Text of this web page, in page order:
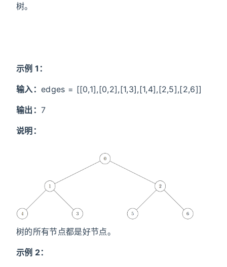
树。
示例 1：
输入： edges = [[0,1],[0,2],[1,3],[1,4],[2,5],[2,6]]
输出： 7
说明：
树的所有节点都是好节点。
示例 2：